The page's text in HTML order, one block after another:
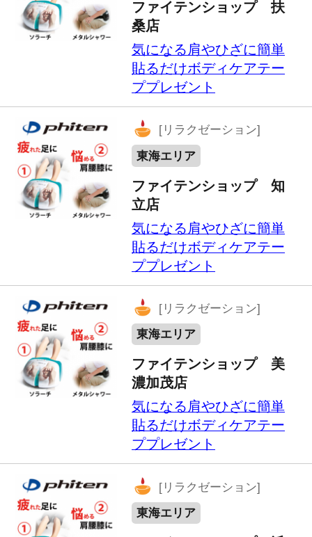
大人一般入泉料より50円
割引(税込)...
[リラクゼーション]
東海エリア
天然温泉 みどり楽の湯
大人一般入泉料より50円
割引(税込)...
[リラクゼーション]
東海エリア
大庭園露天風呂 おかざき
楽の湯
大人一般入泉料より50円
割引(税込)...
[リラクゼーション]
東海エリア
養老温泉 ゆせんの里
本館（みのり乃湯）・温
熱療法館どちらも入浴料
２０％割引...
[ペット]
東海エリア
コーワペッツ
会員証ご提示で５％割引...
東海エリア
ペッツフレンズ
会員証ご提示で５％OFF...